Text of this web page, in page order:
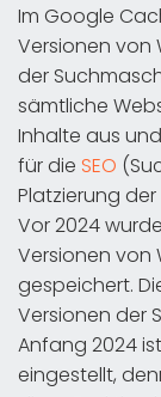
Im Google
Versionen von
der
sämtliche
Inhalte aus
für die SEO
Platzierung
Vor 2024
Versionen von
gespeichert.
Versionen der
Anfang 2024
eingestellt,